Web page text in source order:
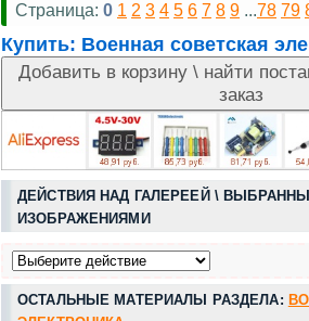
Страница: 0 1 2 3 4 5 6 7 8 9 ...78 79
Купить: Военная советская
ДЕЙСТВИЯ НАД ГАЛЕРЕЕЙ \
ИЗОБРАЖЕНИЯМИ
ОСТАЛЬНЫЕ МАТЕРИАЛЫ РАЗДЕЛА: